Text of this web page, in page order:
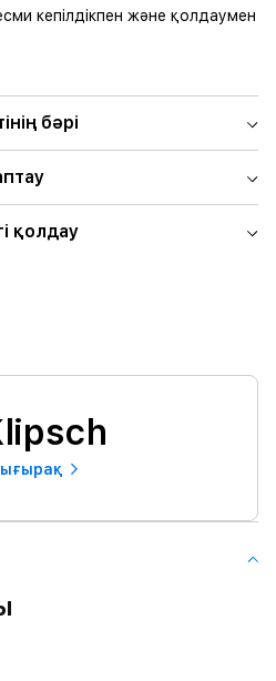
кепілдікпен және қолдаумен
бәрі
қолдау